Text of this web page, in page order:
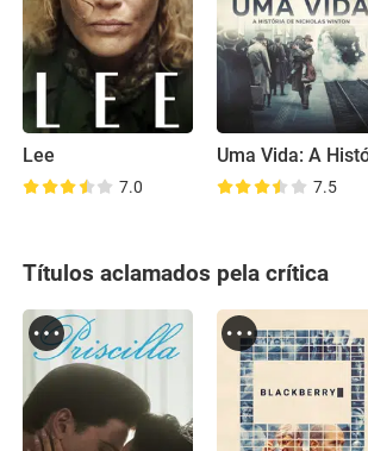
Lee
7.0 7.5
Títulos aclamados pela crítica